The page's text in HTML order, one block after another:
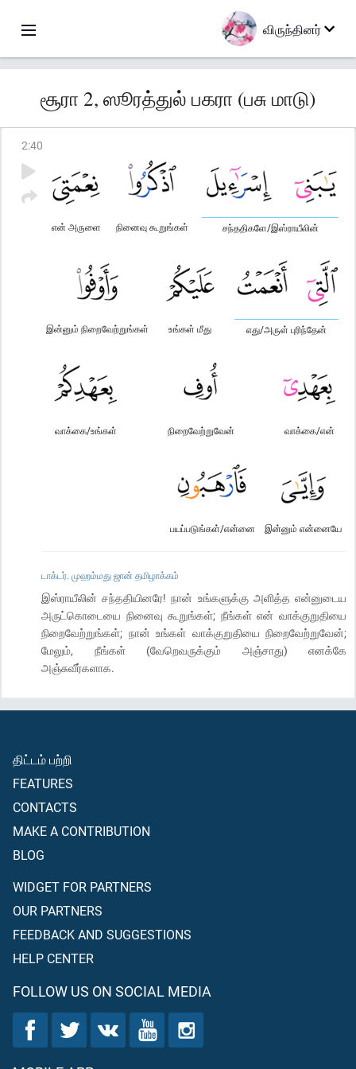
விருந்தினர்
சூரா 2, ஸூரத்துல் பகரா (பசு மாடு)
2:40
சந்ததிகளே/இஸ்ராயீலின்
நினைவு கூறுங்கள்
என் அருளை
எது/அருள் புரிந்தேன்
உங்கள் மீது
இன்னும் நிறைவேற்றுங்கள்
வாக்கை/என்
நிறைவேற்றுவேன்
வாக்கை/உங்கள்
இன்னும் என்னையே
பயப்படுங்கள்/என்னை
டாக்டர். முஹம்மது ஜான் தமிழாக்கம்
இஸ்ராயீலின் சந்ததியினரே! நான் உங்களுக்கு அளித்த என்னுடைய
அருட்கொடையை நினைவு கூறுங்கள்; நீங்கள் என் வாக்குறுதியை
நிறைவேற்றுங்கள்; நான் உங்கள் வாக்குறுதியை நிறைவேற்றுவேன்;
மேலும், நீங்கள் (வேறெவருக்கும் அஞ்சாது) எனக்கே
அஞ்சுவீர்களாக.
திட்டம் பற்றி
FEATURES
CONTACTS
MAKE A CONTRIBUTION
BLOG
WIDGET FOR PARTNERS
OUR PARTNERS
FEEDBACK AND SUGGESTIONS
HELP CENTER
FOLLOW US ON SOCIAL MEDIA